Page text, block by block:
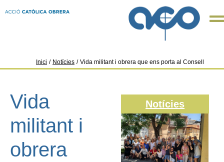
Inici / Notícies / Vida militant i obrera que ens porta al Consell
Vida
militant i
obrera
Notícies